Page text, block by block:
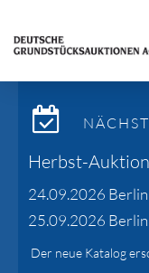
Herbst-
24.09.2026 Berlin
25.09.2026 Berlin
Der neue Katalog